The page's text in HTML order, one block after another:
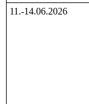
11.-14.06.2026